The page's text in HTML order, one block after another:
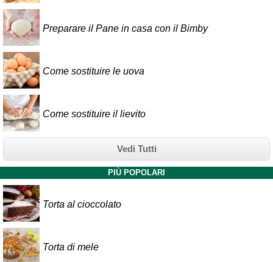
Preparare il Pane in casa con il Bimby
Come sostituire le uova
Come sostituire il lievito
Vedi Tutti
PIÙ POPOLARI
Torta al cioccolato
Torta di mele